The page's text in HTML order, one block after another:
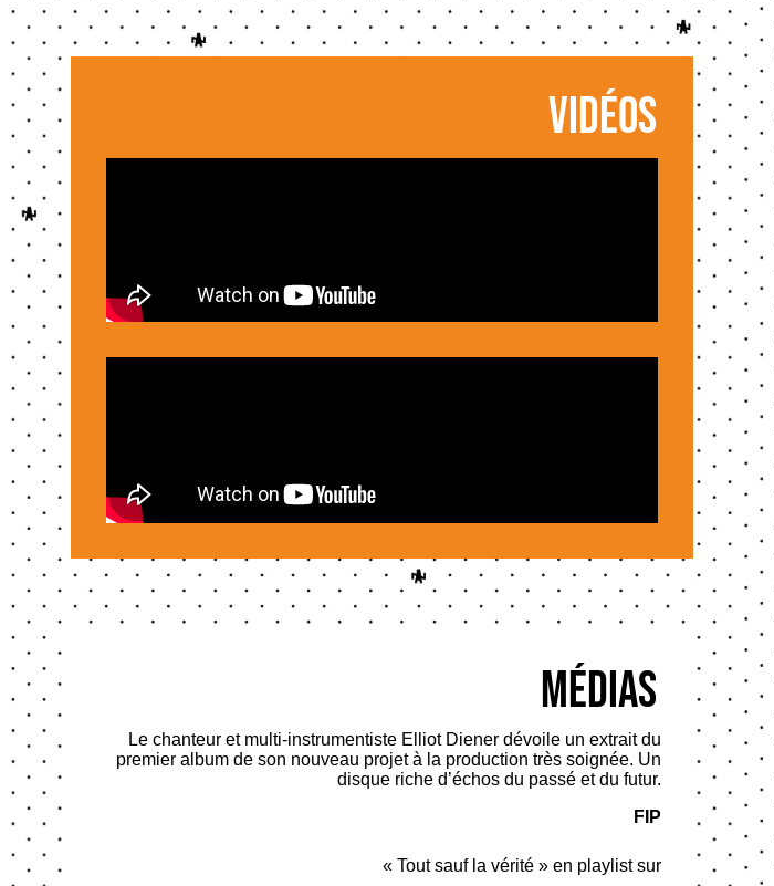
Vidéos
Médias
Le chanteur et multi-instrumentiste Elliot Diener dévoile un extrait du
premier album de son nouveau projet à la production très soignée. Un
disque riche d’échos du passé et du futur.
FIP
« Tout sauf la vérité » en playlist sur